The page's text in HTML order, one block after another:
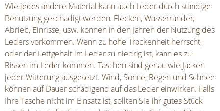
Wie jedes andere Material kann auch Leder durch ständige
Benutzung geschädigt werden. Flecken, Wasserränder,
Abrieb, Einrisse, usw. können in den Jahren der Nutzung des
Leders vorkommen. Wenn zu hohe Trockenheit herrscht,
oder der Fettgehalt im Leder zu niedrig ist, kann es zu
Rissen im Leder kommen. Taschen sind genau wie Jacken
jeder Witterung ausgesetzt. Wind, Sonne, Regen und Schnee
können auf Dauer schädigend auf das Leder einwirken. Falls
Ihre Tasche nicht im Einsatz ist, sollten Sie ihr gutes Stück